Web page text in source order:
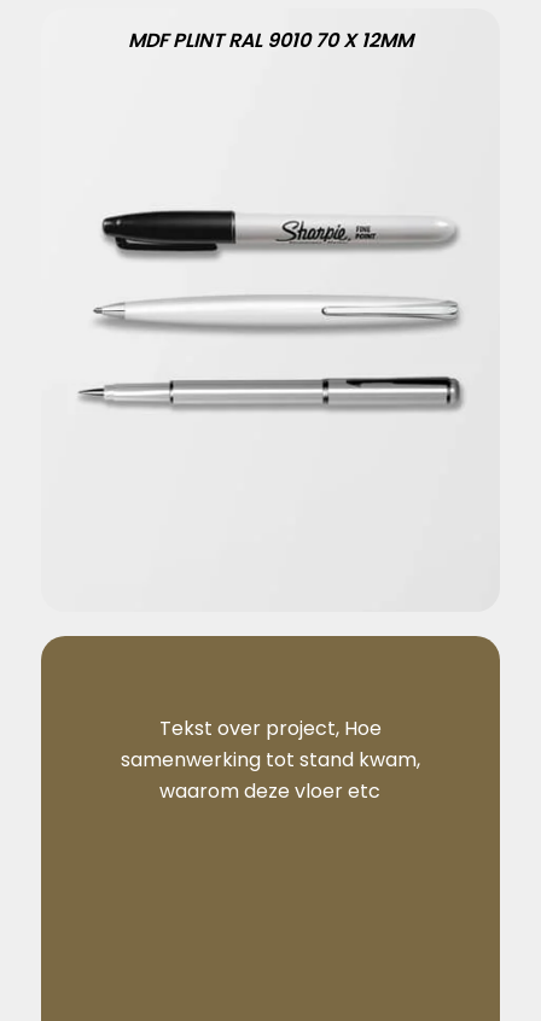
MDF PLINT RAL 9010 70 X 12MM
Tekst over project, Hoe
samenwerking tot stand kwam,
waarom deze vloer etc